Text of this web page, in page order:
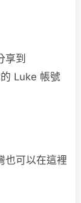
享到
Luke 帳號
也可以在這裡